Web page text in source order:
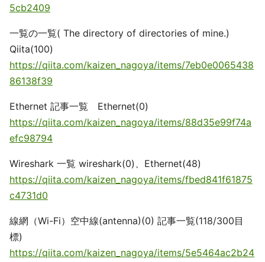
5cb2409
一覧の一覧( The directory of directories of mine.)
Qiita(100)
https://qiita.com/kaizen_nagoya/items/7eb0e0065438
86138f39
Ethernet 記事一覧 Ethernet(0)
https://qiita.com/kaizen_nagoya/items/88d35e99f74a
efc98794
Wireshark 一覧 wireshark(0)、Ethernet(48)
https://qiita.com/kaizen_nagoya/items/fbed841f61875
c4731d0
線網（Wi-Fi）空中線(antenna)(0) 記事一覧(118/300目
標)
https://qiita.com/kaizen_nagoya/items/5e5464ac2b24